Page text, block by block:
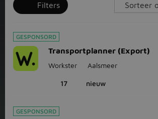
Filters
GESPONSORD
Transportplanner (Export)
Workster Aalsmeer
17 nieuw
GESPONSORD